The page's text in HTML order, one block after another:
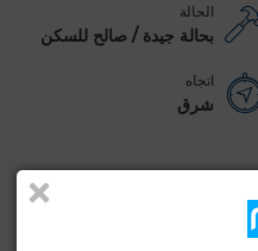
الحالة
بحالة جيدة / صالح للسكن
اتجاه
شرق